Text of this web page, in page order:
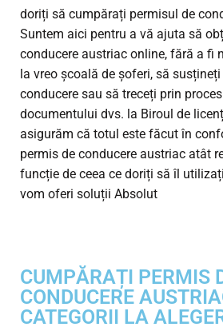
doriți să cumpărați permisul de
Suntem aici pentru a vă ajuta să
conducere austriac online, fără a fi
la vreo școală de șoferi, să
conducere sau să treceți prin
documentului dvs. la Biroul de
asigurăm că totul este făcut în
permis de conducere austriac atât
funcție de ceea ce doriți să îl
vom oferi soluții Absolut
CUMPĂRAȚI PERMIS
CONDUCERE
CATEGORII LA